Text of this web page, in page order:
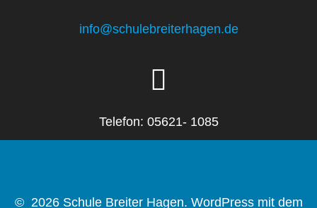
info@schulebreiterhagen.de
Telefon: 05621- 1085
© 2026 Schule Breiter Hagen. WordPress mit dem